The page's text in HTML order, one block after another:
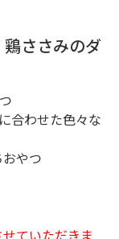
ささみのダ
合わせた色々な
やつ
ていただきま